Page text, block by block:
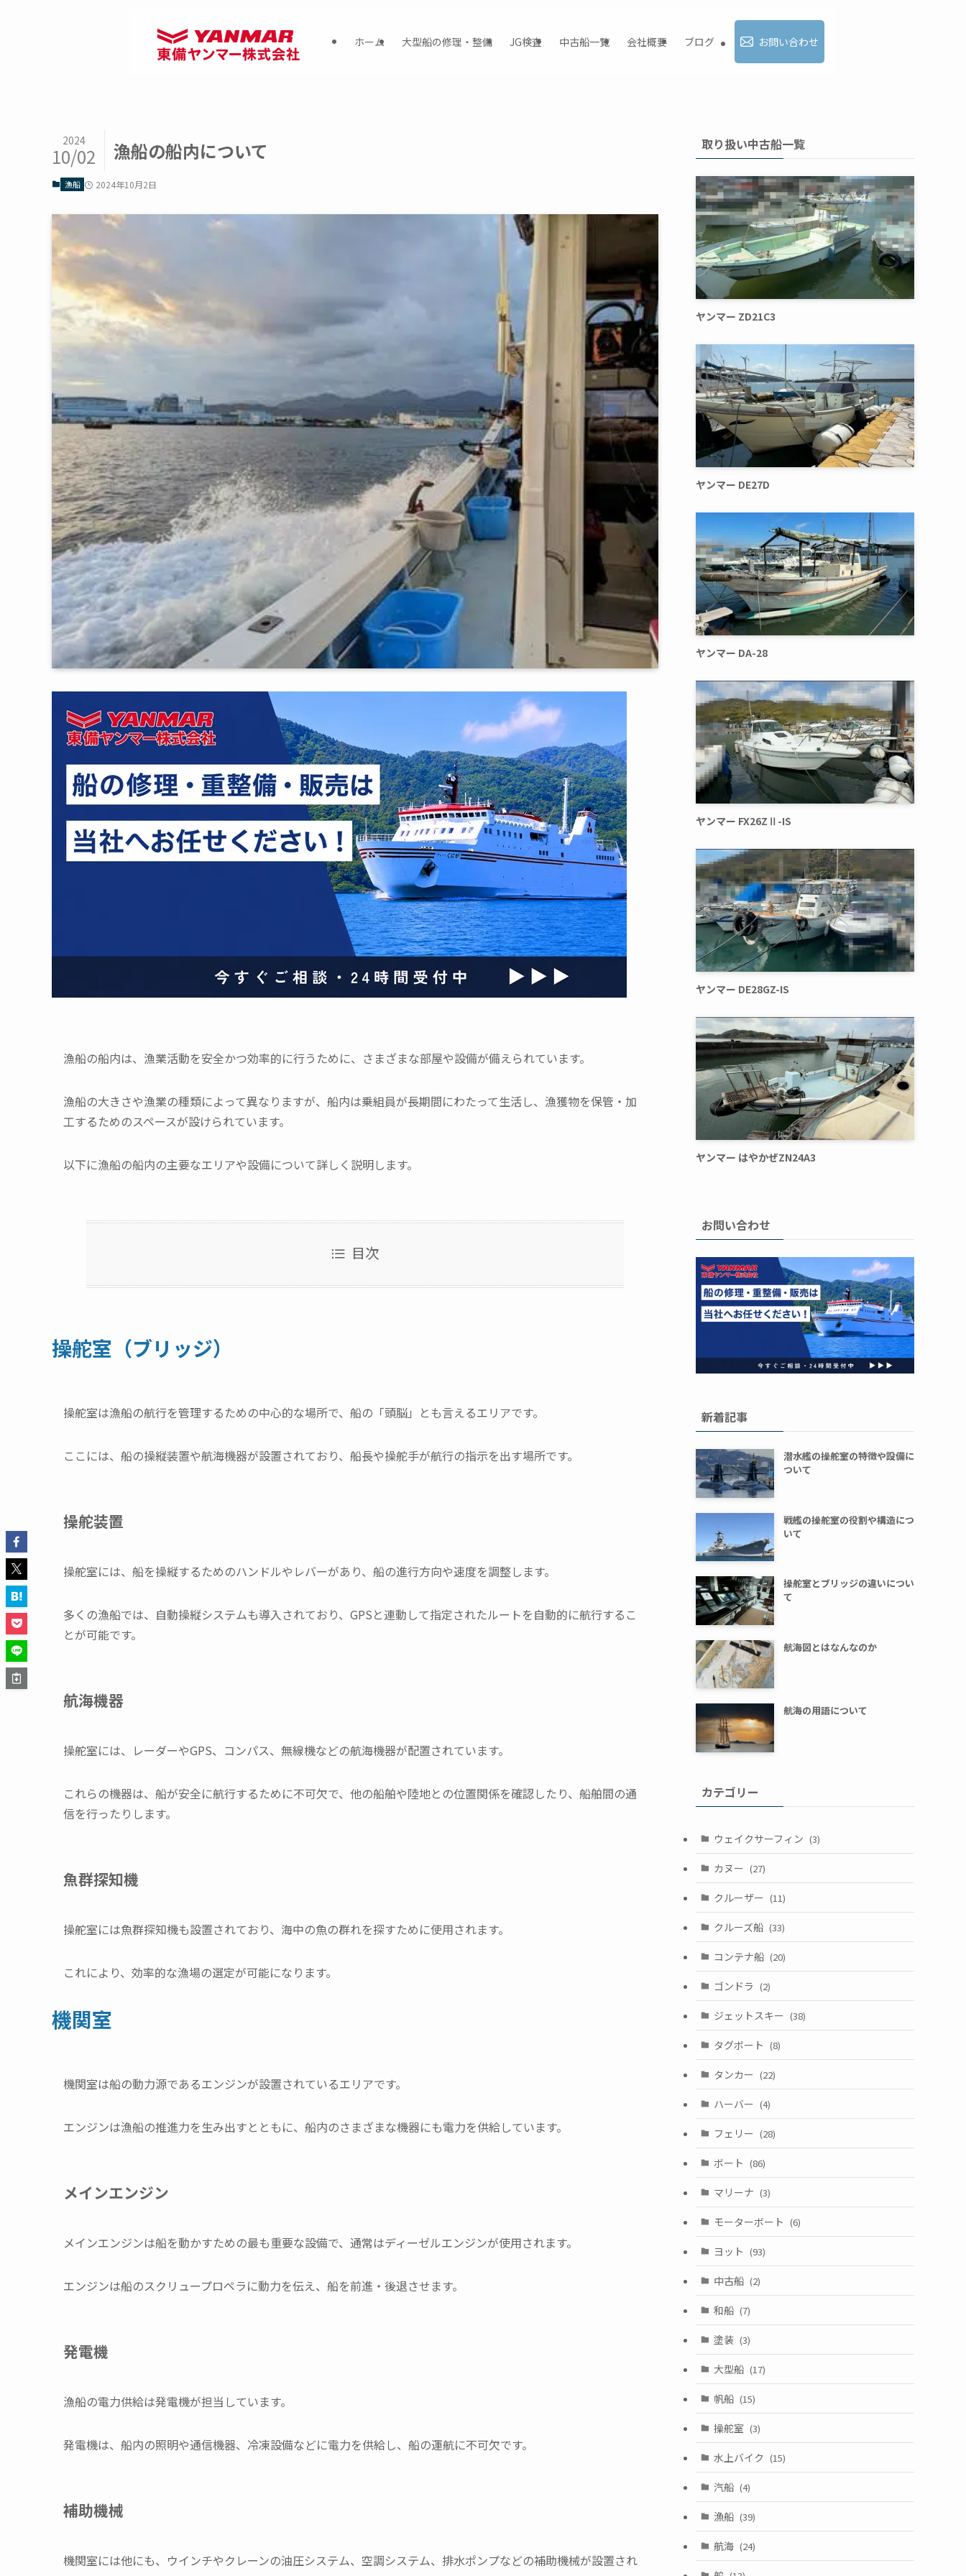
ホーム 大型船の修理・整備 JG検査 中古船一覧 会社概要 ブログ お問い合わせ
漁船の船内について
2024
10/02
漁船 2024年10月2日
漁船の船内は、漁業活動を安全かつ効率的に行うために、さまざまな部屋や設備が備えられています。
漁船の大きさや漁業の種類によって異なりますが、船内は乗組員が長期間にわたって生活し、漁獲物を保管・加
工するためのスペースが設けられています。
以下に漁船の船内の主要なエリアや設備について詳しく説明します。
目次
操舵室（ブリッジ）
操舵室は漁船の航行を管理するための中心的な場所で、船の「頭脳」とも言えるエリアです。
ここには、船の操縦装置や航海機器が設置されており、船長や操舵手が航行の指示を出す場所です。
操舵装置
操舵室には、船を操縦するためのハンドルやレバーがあり、船の進行方向や速度を調整します。
多くの漁船では、自動操縦システムも導入されており、GPSと連動して指定されたルートを自動的に航行するこ
とが可能です。
航海機器
操舵室には、レーダーやGPS、コンパス、無線機などの航海機器が配置されています。
これらの機器は、船が安全に航行するために不可欠で、他の船舶や陸地との位置関係を確認したり、船舶間の通
信を行ったりします。
魚群探知機
操舵室には魚群探知機も設置されており、海中の魚の群れを探すために使用されます。
これにより、効率的な漁場の選定が可能になります。
機関室
機関室は船の動力源であるエンジンが設置されているエリアです。
エンジンは漁船の推進力を生み出すとともに、船内のさまざまな機器にも電力を供給しています。
メインエンジン
メインエンジンは船を動かすための最も重要な設備で、通常はディーゼルエンジンが使用されます。
エンジンは船のスクリュープロペラに動力を伝え、船を前進・後退させます。
発電機
漁船の電力供給は発電機が担当しています。
発電機は、船内の照明や通信機器、冷凍設備などに電力を供給し、船の運航に不可欠です。
補助機械
機関室には他にも、ウインチやクレーンの油圧システム、空調システム、排水ポンプなどの補助機械が設置され
取り扱い中古船一覧
ヤンマー ZD21C3
ヤンマー DE27D
ヤンマー DA-28
ヤンマー FX26ZⅡ-IS
ヤンマー DE28GZ-IS
ヤンマー はやかぜZN24A3
お問い合わせ
新着記事
潜水艦の操舵室の特徴や設備に
ついて
戦艦の操舵室の役割や構造につ
いて
操舵室とブリッジの違いについ
て
航海図とはなんなのか
航海の用語について
カテゴリー
ウェイクサーフィン (3)
カヌー (27)
クルーザー (11)
クルーズ船 (33)
コンテナ船 (20)
ゴンドラ (2)
ジェットスキー (38)
タグボート (8)
タンカー (22)
ハーバー (4)
フェリー (28)
ボート (86)
マリーナ (3)
モーターボート (6)
ヨット (93)
中古船 (2)
和船 (7)
塗装 (3)
大型船 (17)
帆船 (15)
操舵室 (3)
水上バイク (15)
汽船 (4)
漁船 (39)
航海 (24)